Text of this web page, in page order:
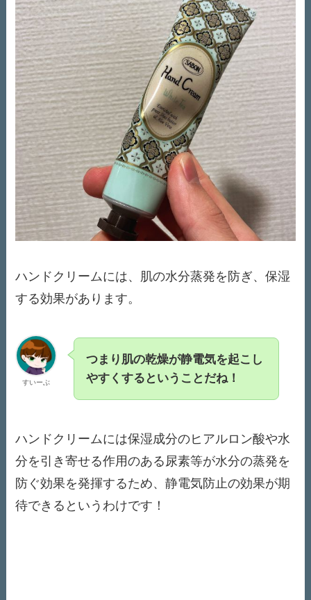
ハンドクリームには、肌の水分蒸発を防ぎ、保湿
する効果があります。​
すいーぶ
つまり肌の乾燥が静電気を起こし
やすくするということだね！
ハンドクリームには保湿成分のヒアルロン酸や水
分を引き寄せる作用のある尿素等が水分の蒸発を
防ぐ効果を発揮するため、静電気防止の効果が期
待できるというわけです！